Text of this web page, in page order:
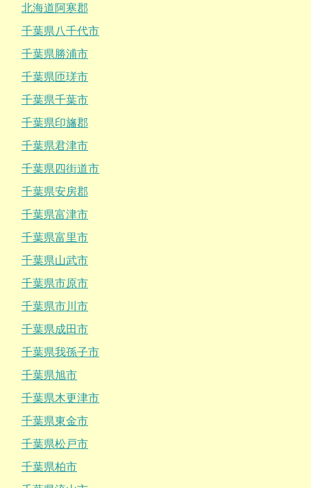
北海道阿寒郡
千葉県八千代市
千葉県勝浦市
千葉県匝瑳市
千葉県千葉市
千葉県印旛郡
千葉県君津市
千葉県四街道市
千葉県安房郡
千葉県富津市
千葉県富里市
千葉県山武市
千葉県市原市
千葉県市川市
千葉県成田市
千葉県我孫子市
千葉県旭市
千葉県木更津市
千葉県東金市
千葉県松戸市
千葉県柏市